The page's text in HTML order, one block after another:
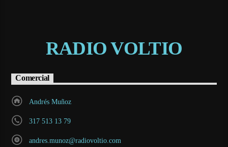
RADIO VOLTIO
Comercial
Andrés Muñoz
317 513 13 79
andres.munoz@radiovoltio.com